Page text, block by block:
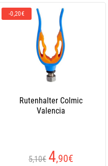
-0,20€
Rutenhalter Colmic
Valencia
5,10€ 4,90€